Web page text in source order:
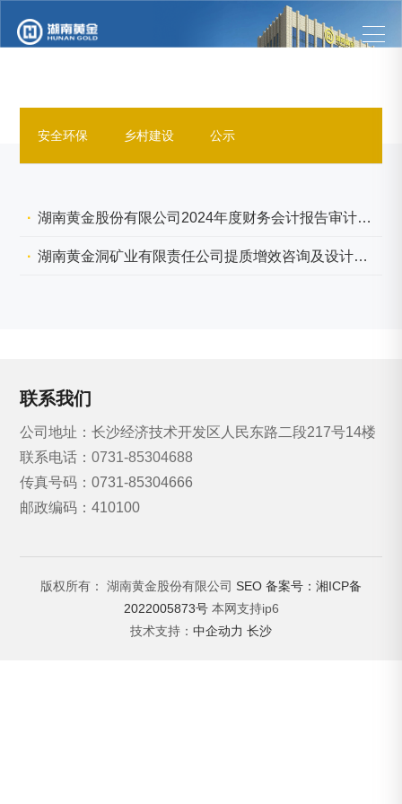
安全环保 乡村建设 公示
湖南黄金股份有限公司2024年度财务会计报告审计及内部控制审计项目采购公告
湖南黄金洞矿业有限责任公司提质增效咨询及设计服务项目招标公告
联系我们
公司地址：长沙经济技术开发区人民东路二段217号14楼
联系电话：0731-85304688
传真号码：0731-85304666
邮政编码：410100
版权所有： 湖南黄金股份有限公司 SEO 备案号：湘ICP备
2022005873号本网支持ip6
技术支持： 中企动力 长沙